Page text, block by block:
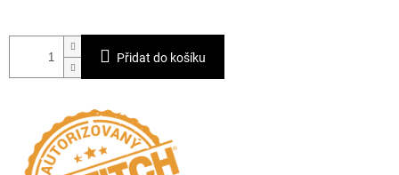
Přidat do košíku